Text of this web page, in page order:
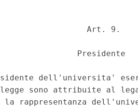
Art. 9.
Presidente
dell'universita'
sono attribuite al
la rappresentanza